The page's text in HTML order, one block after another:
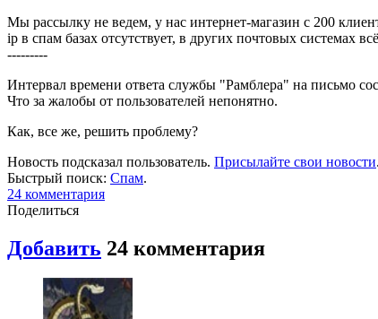
Мы рассылку не ведем, у нас интернет-магазин с 200
ip в спам базах отсутствует, в других почтовых системах
---------
Интервал времени ответа службы "Рамблера" на письмо
Что за жалобы от пользователей непонятно.
Как, все же, решить проблему?
Новость подсказал пользователь. Присылайте свои новости.
Быстрый поиск: Спам.
24 комментария
Поделиться
Добавить 24 комментария